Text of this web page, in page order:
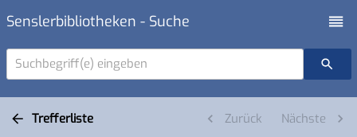
Senslerbibliotheken - Suche
Suchbegriff(e) eingeben
Trefferliste Zurück Nächste